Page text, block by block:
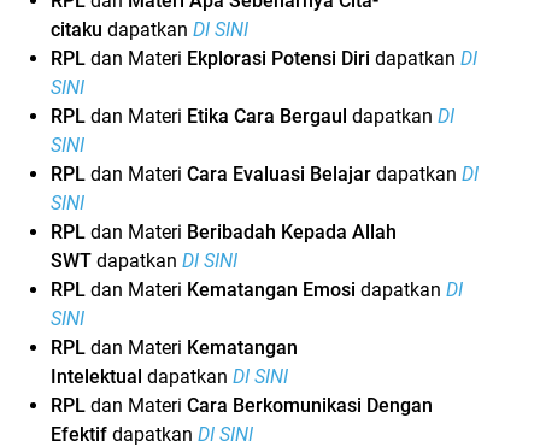
citaku dapatkan DI SINI
RPL dan Materi Ekplorasi Potensi Diri dapatkan DI
SINI
RPL dan Materi Etika Cara Bergaul dapatkan DI
SINI
RPL dan Materi Cara Evaluasi Belajar dapatkan DI
SINI
RPL dan Materi Beribadah Kepada Allah
SWT dapatkan DI SINI
RPL dan Materi Kematangan Emosi dapatkan DI
SINI
RPL dan Materi Kematangan
Intelektual dapatkan DI SINI
RPL dan Materi Cara Berkomunikasi Dengan
Efektif dapatkan DI SINI